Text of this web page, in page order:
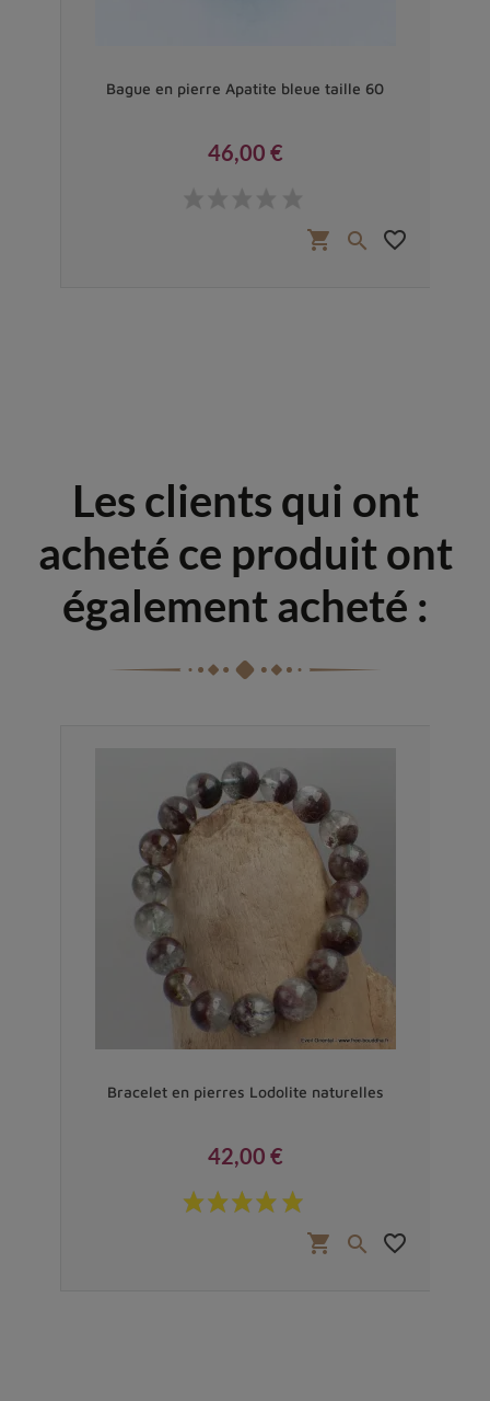
Bague en pierre Apatite bleue taille 60
46,00 €
shopping_cart  favorite_border
Les clients qui ont
acheté ce produit ont
également acheté :
Bracelet en pierres Lodolite naturelles
Prix
42,00 €
shopping_cart  favorite_border